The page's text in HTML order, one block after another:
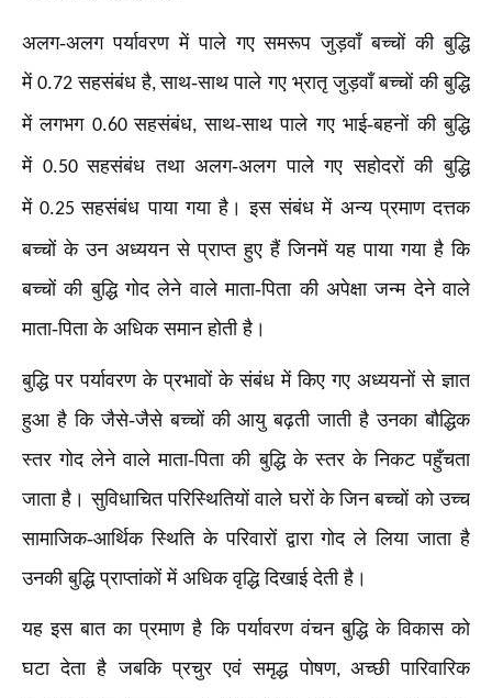
अलग-अलग पर्यावरण में पाले गए समरूप जुड़वाँ बच्चों की बुद्धि
में0.72सहसंबंध है,साथ-साथ पाले गए भ्रातृ जुड़वाँ बच्चों की बुद्धि
में लगभग 0.60सहसंबंध,साथ-साथ पाले गए भाई-बहनों की बुद्धि
में 0.50सहसंबंध तथा अलग-अलग पाले गए सहोदरों की बुद्धि
में0.25सहसंबंध पाया गया है। इस संबंध में अन्य प्रमाण दत्तक
बच्चों के उन अध्ययन से प्राप्त हुए हैं जिनमें यह पाया गया है कि
बच्चों की बुद्धि गोद लेने वाले माता-पिता की अपेक्षा जन्म देने वाले
माता-पिता के अधिक समान होती है।
बुद्धि पर पर्यावरण के प्रभावों के संबंध में किए गए अध्ययनों से ज्ञात
हुआ है कि जैसे-जैसे बच्चों की आयु बढ़ती जाती है उनका बौद्धिक
स्तर गोद लेने वाले माता-पिता की बुद्धि के स्तर के निकट पहुँचता
जाता है। सुविधाचित परिस्थितियों वाले घरों के जिन बच्चों को उच्च
सामाजिक-आर्थिक स्थिति के परिवारों द्वारा गोद ले लिया जाता है
उनकी बुद्धि प्राप्तांकों में अधिक वृद्धि दिखाई देती है।
यह इस बात का प्रमाण है कि पर्यावरण वंचन बुद्धि के विकास को
घटा देता है जबकि प्रचुर एवं समृद्ध पोषण, अच्छी पारिवारिक